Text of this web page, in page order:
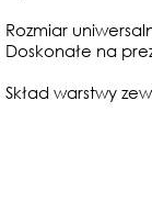
Rozmiar
Doskonałe na
Skład warstwy